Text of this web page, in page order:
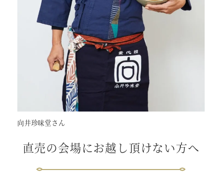
向井珍味堂さん
直売の会場にお越し頂けない方へ